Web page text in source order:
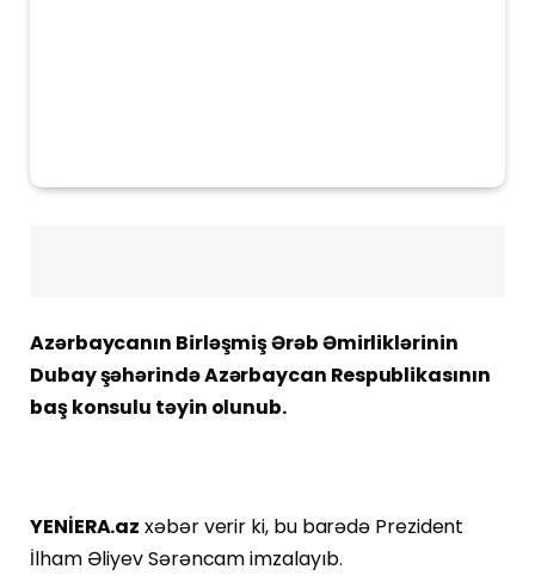
Azərbaycanın Birləşmiş Ərəb Əmirliklərinin
Dubay şəhərində Azərbaycan Respublikasının
baş konsulu təyin olunub.
YENİERA.az xəbər verir ki, bu barədə Prezident
İlham Əliyev Sərəncam imzalayıb.